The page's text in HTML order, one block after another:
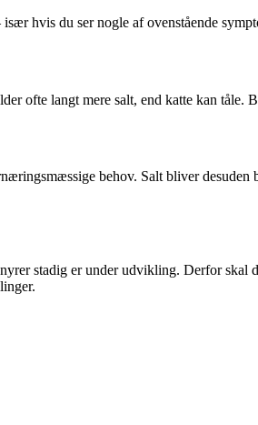
hvis du ser nogle af ovenstående
ofte langt mere salt, end katte kan
behov. Salt bliver
stadig er under udvikling. Derfor skal